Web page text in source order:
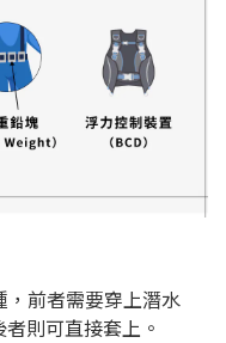
前者需要穿上潛水
則可直接套上。